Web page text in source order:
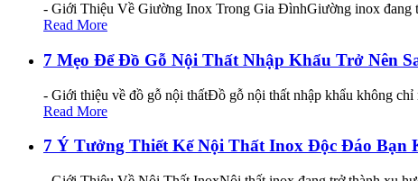
- Giới Thiệu Về Giường Inox Trong Gia ĐìnhGiường inox đang
Read More
7 Mẹo Để Đồ Gỗ Nội Thất Nhập Khẩu Trở Nên
- Giới thiệu về đồ gỗ nội thấtĐồ gỗ nội thất nhập khẩu không
Read More
7 Ý Tưởng Thiết Kế Nội Thất Inox Độc Đáo Bạn